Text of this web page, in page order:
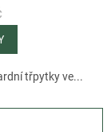
třpytky ve...